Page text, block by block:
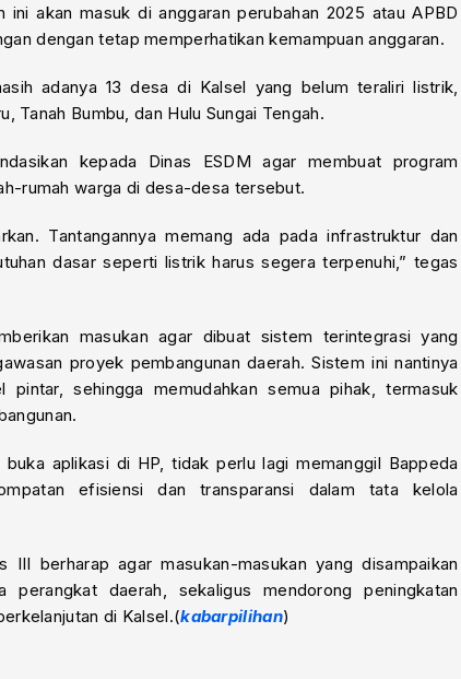
ini akan masuk di anggaran perubahan 2025 atau APBD
dengan tetap memperhatikan kemampuan anggaran.
adanya 13 desa di Kalsel yang belum teraliri listrik,
Tanah Bumbu, dan Hulu Sungai Tengah.
kepada Dinas ESDM agar membuat program
rumah warga di desa-desa tersebut.
Tantangannya memang ada pada infrastruktur dan
dasar seperti listrik harus segera terpenuhi,” tegas
masukan agar dibuat sistem terintegrasi yang
proyek pembangunan daerah. Sistem ini nantinya
sehingga memudahkan semua pihak, termasuk
aplikasi di HP, tidak perlu lagi memanggil Bappeda
efisiensi dan transparansi dalam tata kelola
III berharap agar masukan-masukan yang disampaikan
perangkat daerah, sekaligus mendorong peningkatan
di Kalsel.(kabarpilihan)